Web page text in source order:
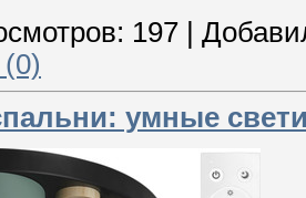
197
умные